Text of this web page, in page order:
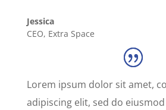
Jessica
CEO, Extra Space
Lorem ipsum dolor sit amet,
adipiscing elit, sed do